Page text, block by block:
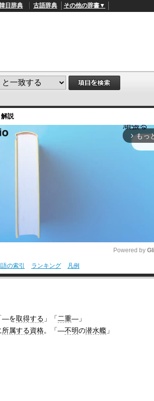
日辞典 古語辞典 その他の辞書▼
解説
arrow_forward_ios もっ
M
Powered by
の索引 ランキング 凡例
―を取得する 」「二重―」
所属する資格。「―不明の潜水艦 」